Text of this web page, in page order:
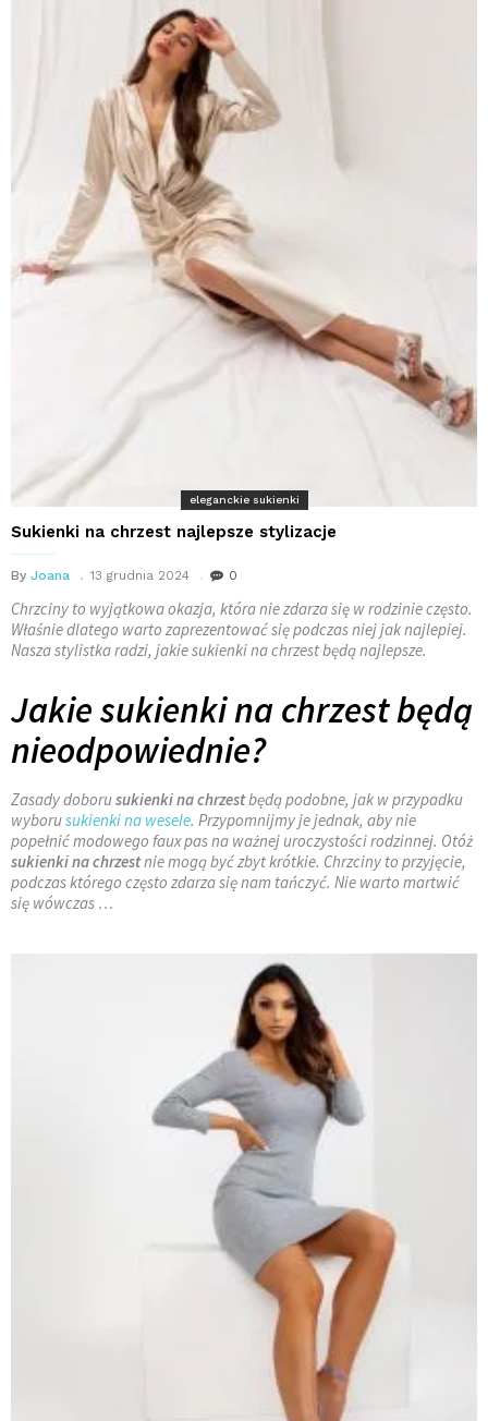
eleganckie sukienki
Sukienki na chrzest najlepsze stylizacje
By Joana 13 grudnia 2024 0
Chrzciny to wyjątkowa okazja, która nie zdarza się w rodzinie często.
Właśnie dlatego warto zaprezentować się podczas niej jak najlepiej.
Nasza stylistka radzi, jakie sukienki na chrzest będą najlepsze.
Jakie sukienki na chrzest będą
nieodpowiednie?
Zasady doborusukienki na chrzestbędą podobne, jak w przypadku
wyborusukienki na wesele. Przypomnijmy je jednak, aby nie
popełnić modowego fauxpasna ważnej uroczystości rodzinnej. Otóż
sukienki na chrzestnie mogą być zbyt krótkie. Chrzciny to przyjęcie,
podczas którego często zdarza się nam tańczyć. Nie warto martwić
się wówczas …